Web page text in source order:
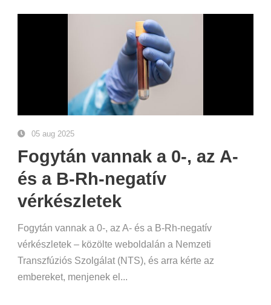
05 aug 2025
Fogytán vannak a 0-, az A-
és a B-Rh-negatív
vérkészletek
Fogytán vannak a 0-, az A- és a B-Rh-negatív
vérkészletek – közölte weboldalán a Nemzeti
Transzfúziós Szolgálat (NTS), és arra kérte az
embereket, menjenek el...